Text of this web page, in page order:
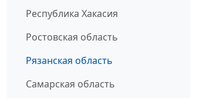
Республика Хакасия
Ростовская область
Рязанская область
Самарская область